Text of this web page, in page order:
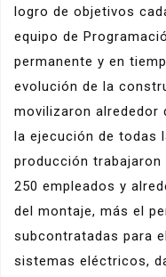
logro de objetivos
equipo de
permanente y en
evolución de la
movilizaron alrededor
la ejecución de todas
producción
250 empleados y
del montaje, más el
subcontratadas para
sistemas eléctricos,